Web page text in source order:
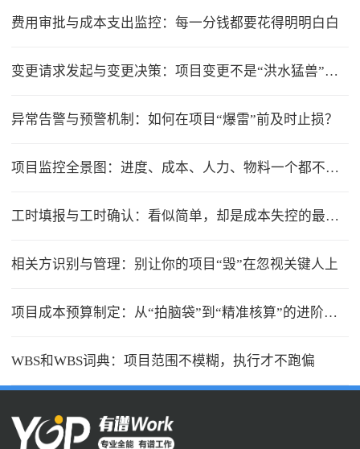
费用审批与成本支出监控：每一分钱都要花得明明白白
变更请求发起与变更决策：项目变更不是“洪水猛兽”，但要管住流程
异常告警与预警机制：如何在项目“爆雷”前及时止损？
项目监控全景图：进度、成本、人力、物料一个都不能少
工时填报与工时确认：看似简单，却是成本失控的最大漏洞
相关方识别与管理：别让你的项目“毁”在忽视关键人上
项目成本预算制定：从“拍脑袋”到“精准核算”的进阶之路
WBS和WBS词典：项目范围不模糊，执行才不跑偏